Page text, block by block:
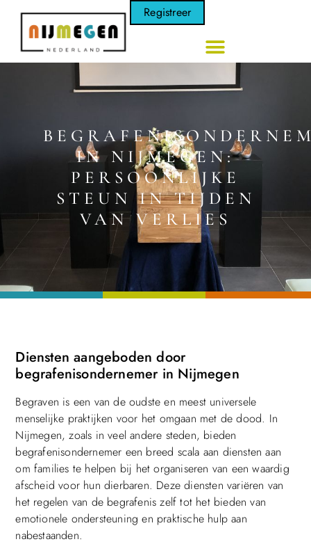
Registreer
IN NIJMEGEN:
PERSOONLIJKE
STEUN IN TIJDEN
VAN VERLIES
Diensten aangeboden door
begrafenisondernemer in Nijmegen
Begraven is een van de oudste en meest universele
menselijke praktijken voor het omgaan met de dood. In
Nijmegen, zoals in veel andere steden, bieden
begrafenisondernemer een breed scala aan diensten aan
om families te helpen bij het organiseren van een waardig
afscheid voor hun dierbaren. Deze diensten variëren van
het regelen van de begrafenis zelf tot het bieden van
emotionele ondersteuning en praktische hulp aan
nabestaanden.